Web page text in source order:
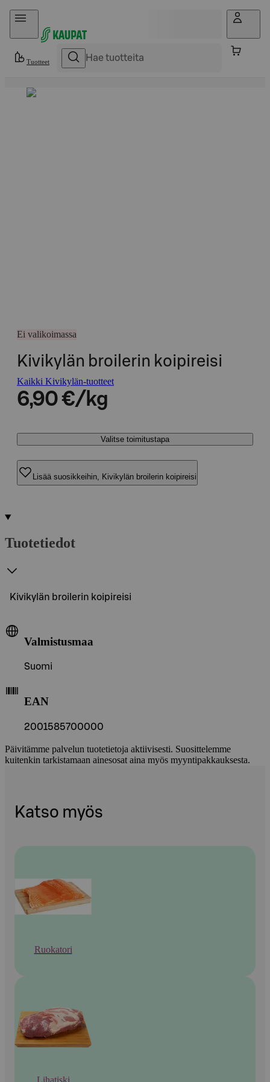
Hyppää sisältöön
Tuotteet
Ei valikoimassa
Kivikylän broilerin koipireisi
Kaikki Kivikylän-tuotteet
6,90 €/kg
Valitse toimitustapa
Lisää suosikkeihin, Kivikylän broilerin koipireisi
Tuotetiedot
Kivikylän broilerin koipireisi
Valmistusmaa
Suomi
EAN
2001585700000
Päivitämme palvelun tuotetietoja aktiivisesti. Suosittelemme
kuitenkin tarkistamaan ainesosat aina myös myyntipakkauksesta.
Katso myös
Ruokatori
Lihatiski